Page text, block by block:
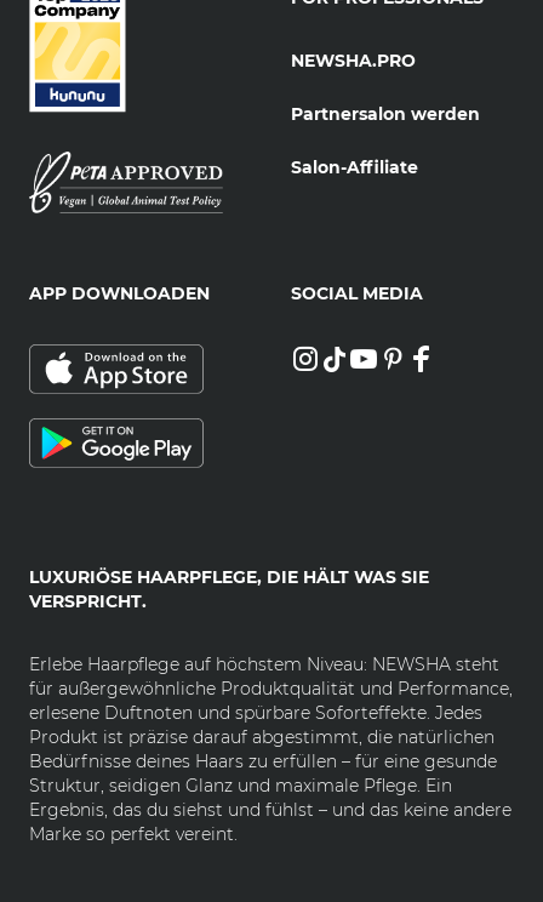
LUXURIÖSE HAARPFLEGE, DIE HÄLT WAS SIE
VERSPRICHT.
Erlebe Haarpflege auf höchstem Niveau: NEWSHA steht
für außergewöhnliche Produktqualität und Performance,
erlesene Duftnoten und spürbare Soforteffekte. Jedes
Produkt ist präzise darauf abgestimmt, die natürlichen
Bedürfnisse deines Haars zu erfüllen – für eine gesunde
Struktur, seidigen Glanz und maximale Pflege. Ein
Ergebnis, das du siehst und fühlst – und das keine andere
Marke so perfekt vereint.
NEWSHA.PRO
Partnersalon werden
Salon-Affiliate
APP DOWNLOADEN SOCIAL MEDIA